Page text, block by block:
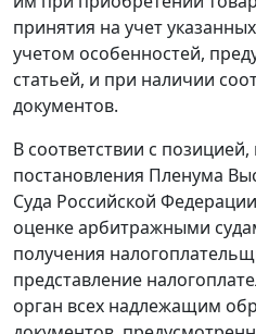
принятия на учет
учетом особенностей,
статьей, и при наличии
документов.
В соответствии с
постановления Пленума
Суда Российской
оценке арбитражными
получения
представление
орган всех надлежащим